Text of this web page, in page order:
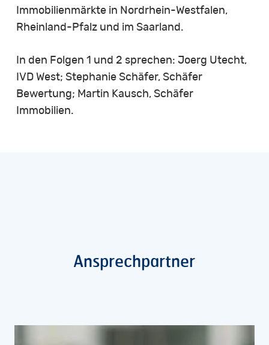
Immobilienmärkte in Nordrhein-Westfalen,
Rheinland-Pfalz und im Saarland.
In den Folgen 1 und 2 sprechen: Joerg Utecht,
IVD West; Stephanie Schäfer, Schäfer
Bewertung; Martin Kausch, Schäfer
Immobilien.
Ansprechpartner